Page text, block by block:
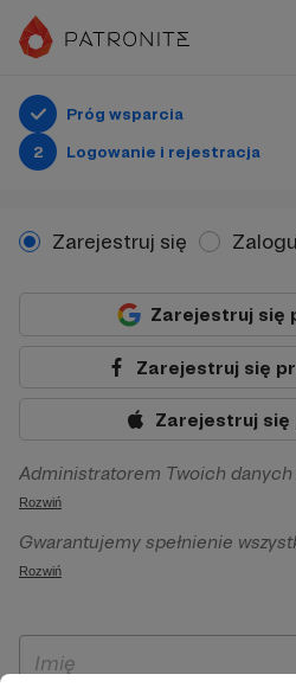
Próg wsparcia
2
Logowanie i rejestracja
Zarejestruj się
Zarejestruj się
Zarejestruj się
Zarejestruj się
Administratorem Twoich
sp. z o.o. z siedziba w Warszawie,
092 Warszawa. Twoje dane
szczególności w celu wykonania
Patronite.pl, w tym możliwości
otrzymywania wsparcia na
Rozwiń
Gwarantujemy spełnienie
wynikających z ogólnego
ich przenoszenia, niepodlegania
Rozwiń